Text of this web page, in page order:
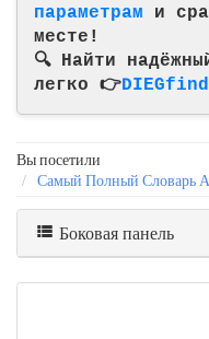
параметрам и
месте!
🔍 Найти
легко 👉
Вы посетили
Самый Полный Словарь
Боковая панель